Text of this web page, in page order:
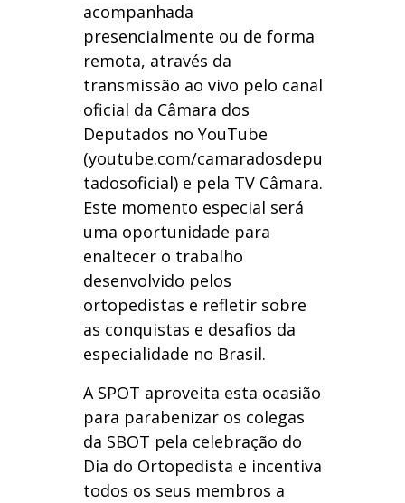
acompanhada
presencialmente ou de forma
remota, através da
transmissão ao vivo pelo canal
oficial da Câmara dos
Deputados no YouTube
(youtube.com/camaradosdepu
tadosoficial) e pela TV Câmara.
Este momento especial será
uma oportunidade para
enaltecer o trabalho
desenvolvido pelos
ortopedistas e refletir sobre
as conquistas e desafios da
especialidade no Brasil.
A SPOT aproveita esta ocasião
para parabenizar os colegas
da SBOT pela celebração do
Dia do Ortopedista e incentiva
todos os seus membros a